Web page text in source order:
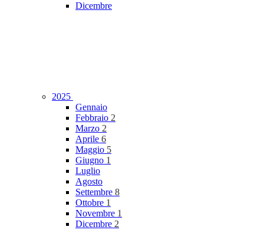
Dicembre
2025
Gennaio
Febbraio 2
Marzo 2
Aprile 6
Maggio 5
Giugno 1
Luglio
Agosto
Settembre 8
Ottobre 1
Novembre 1
Dicembre 2